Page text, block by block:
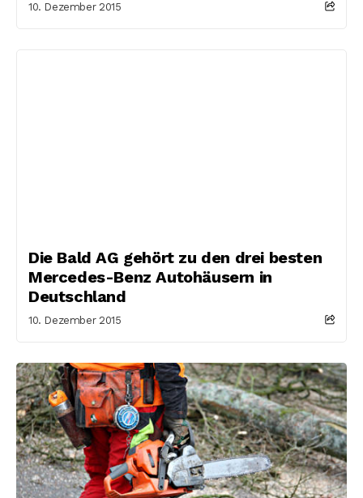
10. Dezember 2015
Die Bald AG gehört zu den drei besten
Mercedes-Benz Autohäusern in
Deutschland
10. Dezember 2015